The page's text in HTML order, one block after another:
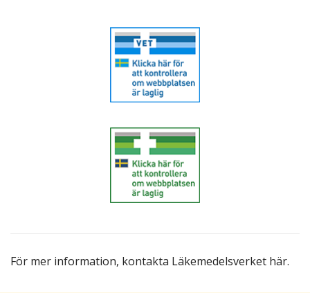
För mer information, kontakta Läkemedelsverket här.